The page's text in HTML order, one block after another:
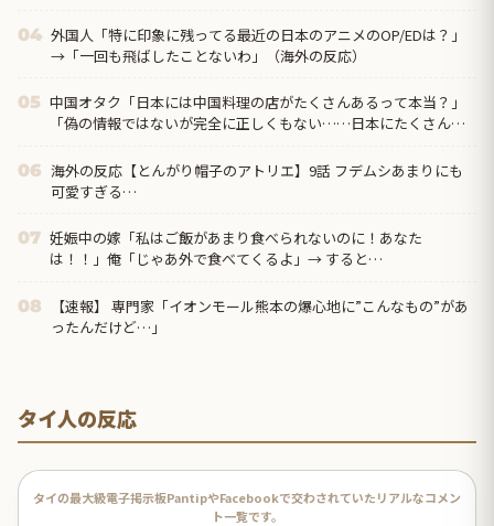
04 外国人「特に印象に残ってる最近の日本のアニメのOP/EDは？」
→「一回も飛ばしたことないわ」（海外の反応）
05 中国オタク「日本には中国料理の店がたくさんあるって本当？」
「偽の情報ではないが完全に正しくもない……日本にたくさんあ
06 海外の反応【とんがり帽子のアトリエ】9話 フデムシあまりにも
可愛すぎる…
07 妊娠中の嫁「私はご飯があまり食べられないのに！あなた
は！！」俺「じゃあ外で食べてくるよ」→ すると…
08
【速報】 専門家「イオンモール熊本の爆心地に”こんなもの”があ
ったんだけど…」
タイ人の反応
タイの最大級電子掲示板PantipやFacebookで交わされていたリアルなコメン
ト一覧です。